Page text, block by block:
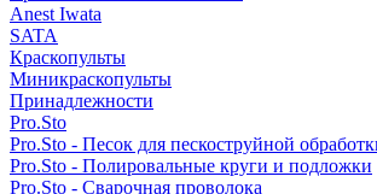
Anest Iwata
SATA
Краскопульты
Миникраскопульты
Принадлежности
Pro.Sto
Pro.Sto - Песок для пескоструйной
Pro.Sto - Полировальные круги и подложки
Pro.Sto - Сварочная проволока